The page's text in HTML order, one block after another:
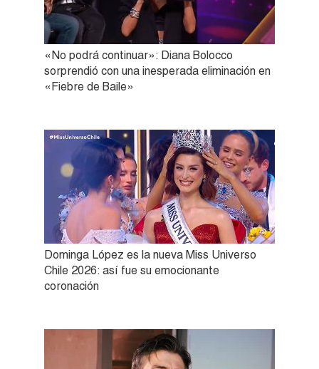
«No podrá continuar»: Diana Bolocco
sorprendió con una inesperada eliminación en
«Fiebre de Baile»
Dominga López es la nueva Miss Universo
Chile 2026: así fue su emocionante
coronación